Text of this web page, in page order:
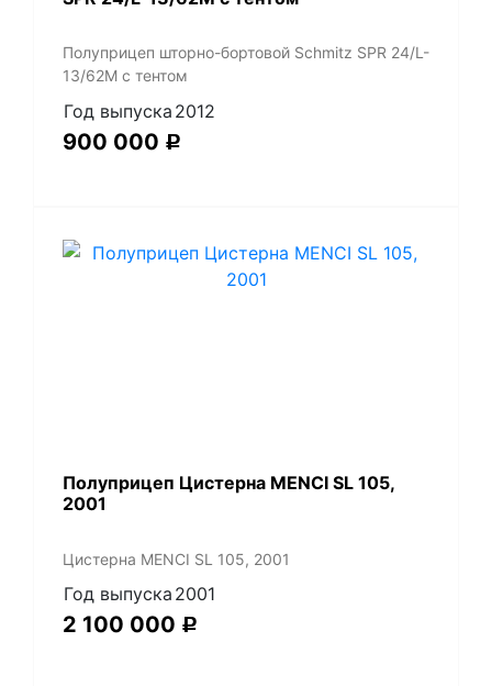
Полуприцеп шторно-бортовой Schmitz SPR 24/L-
13/62M с тентом
Год выпуска 2012
900 000 Р
Полуприцеп Цистерна MENCI SL 105,
2001
Цистерна MENCI SL 105, 2001
Год выпуска 2001
2 100 000 Р